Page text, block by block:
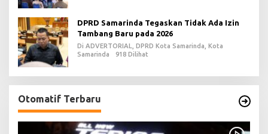
DPRD Samarinda Tegaskan Tidak Ada Izin
Tambang Baru pada 2026
Di ADVERTORIAL, DPRD Kota Samarinda, Kota
Samarinda
918 Dilihat
Otomatif Terbaru